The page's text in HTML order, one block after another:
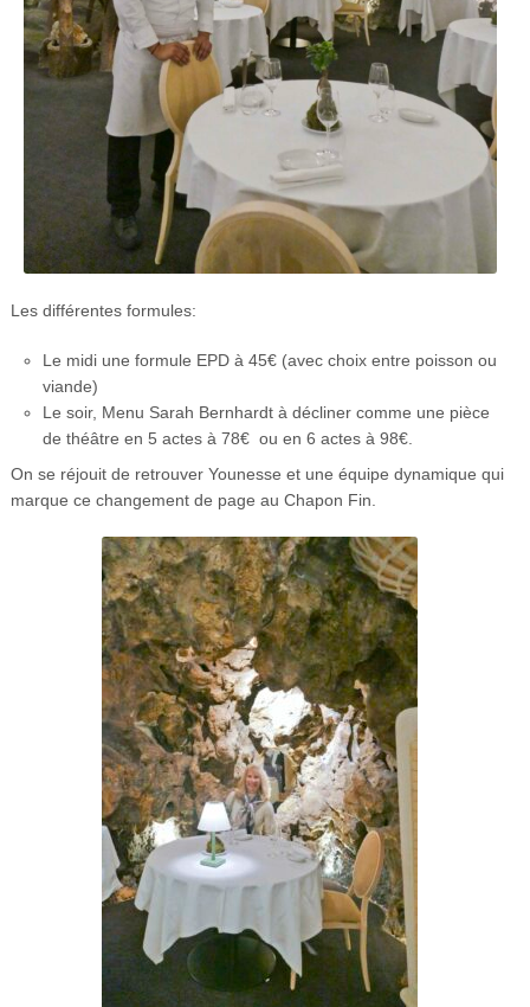
Les différentes formules:
Le midi une formule EPD à 45€ (avec choix entre poisson ou
viande)
Le soir, Menu Sarah Bernhardt à décliner comme une pièce
de théâtre en 5 actes à 78€ ou en 6 actes à 98€.
On se réjouit de retrouver Younesse et une équipe dynamique qui
marque ce changement de page au Chapon Fin.